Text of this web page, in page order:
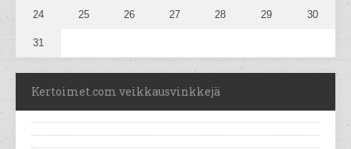
24 25 26 27 28 29 30
31
Kertoimet.com veikkausvinkkejä